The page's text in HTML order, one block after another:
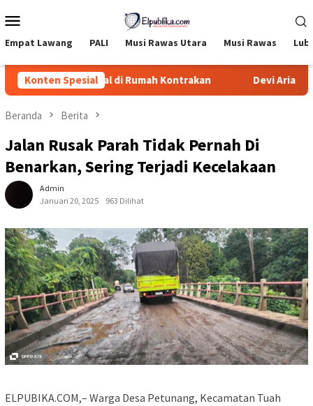
ke
Mobile
Empat Lawang PALI Musi Rawas Utara Musi Rawas
Konten Spesial
Meninggal di Rumah Kontrakan Devi Arianto Apresiasi
Beranda Berita
Jalan Rusak Parah Tidak Pernah Di
Benarkan, Sering Terjadi Kecelakaan
Admin
Januari 20, 2025
963 Dilihat
ELPUBIKA.COM,– Warga Desa Petunang, Kecamatan Tuah